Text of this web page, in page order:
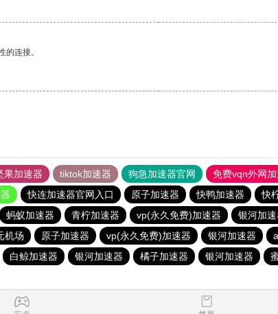
连接。
果加速器 tiktok加速器 狗急加速器官网 免费vqn外网加
快连加速器官网入口 原子加速器 快鸭加速器 快
蚂蚁加速器 青柠加速器 vp(永久免费)加速器 银河加速
机场 原子加速器 vp(永久免费)加速器 银河加速器
白鲸加速器 银河加速器 橘子加速器 银河加速器